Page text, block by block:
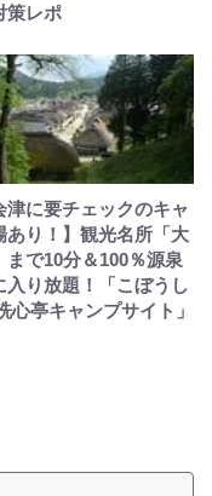
策レポ
津に要チェックのキャ
あり！】観光名所「大
まで10分＆100％源泉
入り放題！「こぼうし
心亭キャンプサイト」